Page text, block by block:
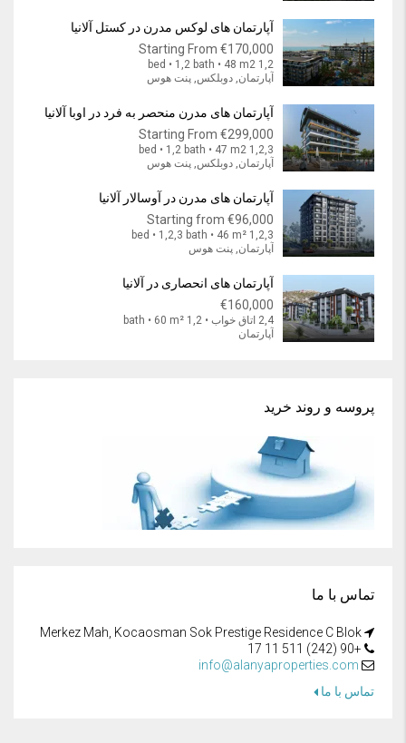
آپارتمان های لوکس مدرن در کستل آلانیا
Starting From €170,000
1,2 bed • 1,2 bath • 48 m2
آپارتمان, دوبلکس, پنت هوس
آپارتمان های مدرن منحصر به فرد در اوبا آلانیا
Starting From €299,000
1,2,3 bed • 1,2 bath • 47 m2
آپارتمان, دوبلکس, پنت هوس
آپارتمان های مدرن در آوسالار آلانیا
Starting from €96,000
1,2,3 bed • 1,2,3 bath • 46 m²
آپارتمان, پنت هوس
آپارتمان های انحصاری در آلانیا
€160,000
2,4 اتاق خواب • 1,2 bath • 60 m²
آپارتمان
پروسه و روند خرید
تماس با ما
+90 (242) 511 11 17
info@alanyaproperties.com
تماس با ما